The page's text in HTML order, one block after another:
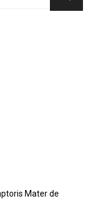
Mater de